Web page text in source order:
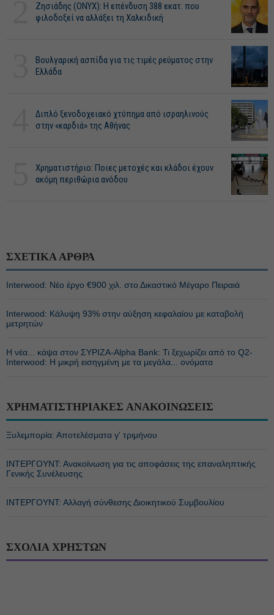
Ζησιάδης (ONYX): Η επένδυση 388 εκατ. που
φιλοδοξεί να αλλάξει τη Χαλκιδική
Βουλγαρική ασπίδα για τις τιμές ρεύματος στην
Ελλάδα
Διπλό ξενοδοχειακό χτύπημα από ισραηλινούς
στην «καρδιά» της Αθήνας
Χρηματιστήριο: Ποιες μετοχές και κλάδοι έχουν
ακόμη περιθώρια ανόδου
ΣΧΕΤΙΚΑ ΑΡΘΡΑ
Interwood: Νέο έργο €900 χιλ. στο Δικαστικό Μέγαρο Πειραιά
Interwood: Κάλυψη 93% στην αύξηση κεφαλαίου με καταβολή
μετρητών
Η νέα... κάψα στον ΣΥΡΙΖΑ-Alpha Bank: Τι ξεχωρίζει από το Q2-
Interwood: Η μικρή εισηγμένη με τα μεγάλα... ονόματα
ΧΡΗΜΑΤΙΣΤΗΡΙΑΚΕΣ ΑΝΑΚΟΙΝΩΣΕΙΣ
Ξυλεμπορία: Αποτελέσματα γ' τριμήνου
ΙΝΤΕΡΓΟΥΝΤ: Ανακοίνωση για τις αποφάσεις της επαναληπτικής
Γενικής Συνέλευσης
ΙΝΤΕΡΓΟΥΝΤ: Αλλαγή σύνθεσης Διοικητικού Συμβουλίου
ΣΧΟΛΙΑ ΧΡΗΣΤΩΝ